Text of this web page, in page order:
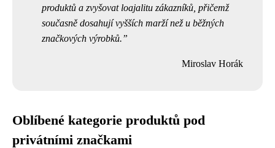
produktů a zvyšovat loajalitu zákazníků, přičemž
současně dosahují vyšších marží než u běžných
značkových výrobků.
Miroslav Horák
Oblíbené kategorie produktů pod
privátními značkami